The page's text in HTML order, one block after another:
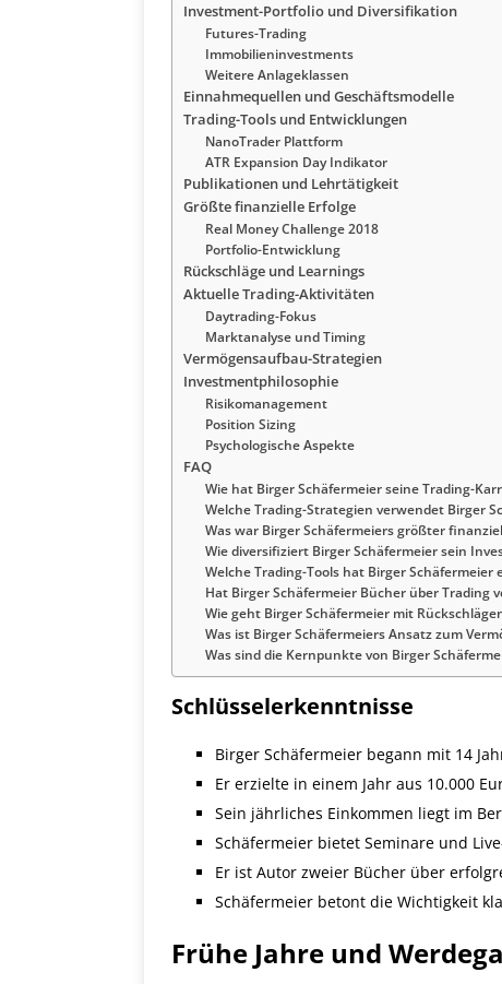
Investment-Portfolio und Diversifikation
Futures-Trading
Immobilieninvestments
Weitere Anlageklassen
Einnahmequellen und Geschäftsmodelle
Trading-Tools und Entwicklungen
NanoTrader Plattform
ATR Expansion Day Indikator
Publikationen und Lehrtätigkeit
Größte finanzielle Erfolge
Real Money Challenge 2018
Portfolio-Entwicklung
Rückschläge und Learnings
Aktuelle Trading-Aktivitäten
Daytrading-Fokus
Marktanalyse und Timing
Vermögensaufbau-Strategien
Investmentphilosophie
Risikomanagement
Position Sizing
Psychologische Aspekte
FAQ
Wie hat Birger Schäfermeier seine Trading-
Welche Trading-Strategien verwendet Birger
Was war Birger Schäfermeiers größter
Wie diversifiziert Birger Schäfermeier sein
Welche Trading-Tools hat Birger Schäfermeier
Hat Birger Schäfermeier Bücher über Trading
Wie geht Birger Schäfermeier mit
Was ist Birger Schäfermeiers Ansatz zum
Was sind die Kernpunkte von Birger
Schlüsselerkenntnisse
Birger Schäfermeier begann mit 14
Er erzielte in einem Jahr aus 10.000
Sein jährliches Einkommen liegt im
Schäfermeier bietet Seminare und
Er ist Autor zweier Bücher über
Schäfermeier betont die Wichtigkeit
Frühe Jahre und